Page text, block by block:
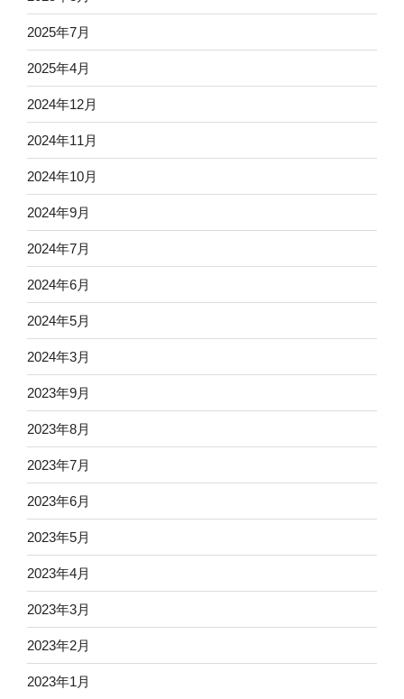
2025年7月
2025年4月
2024年12月
2024年11月
2024年10月
2024年9月
2024年7月
2024年6月
2024年5月
2024年3月
2023年9月
2023年8月
2023年7月
2023年6月
2023年5月
2023年4月
2023年3月
2023年2月
2023年1月